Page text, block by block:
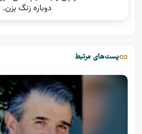
پست‌های مرتبط